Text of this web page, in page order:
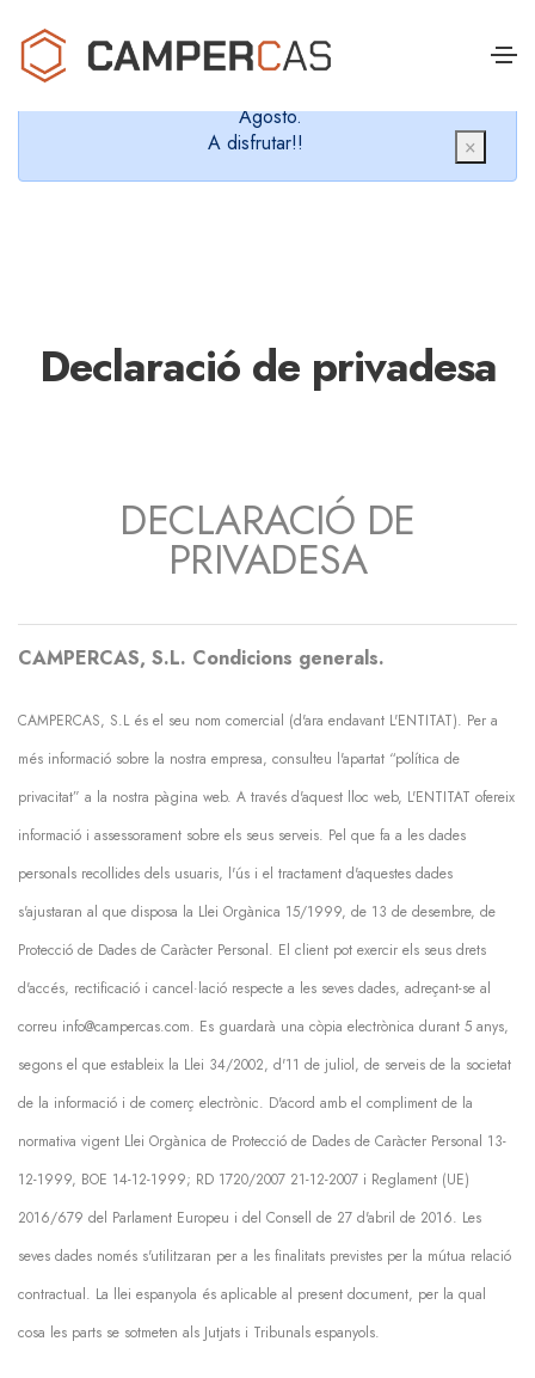
Cerramos en verano, que nos queremos dar un
chapuzón y refrescarnos.
Agosto.
A disfrutar!!
×
Declaració de privadesa
DECLARACIÓ DE
PRIVADESA
CAMPERCAS, S.L. Condicions generals.
CAMPERCAS, S.L és el seu nom comercial (d'ara endavant L'ENTITAT). Per a
més informació sobre la nostra empresa, consulteu l'apartat “política de
privacitat” a la nostra pàgina web. A través d'aquest lloc web, L'ENTITAT ofereix
informació i assessorament sobre els seus serveis. Pel que fa a les dades
personals recollides dels usuaris, l'ús i el tractament d'aquestes dades
s'ajustaran al que disposa la Llei Orgànica 15/1999, de 13 de desembre, de
Protecció de Dades de Caràcter Personal. El client pot exercir els seus drets
d'accés, rectificació i cancel·lació respecte a les seves dades, adreçant-se al
correu info@campercas.com. Es guardarà una còpia electrònica durant 5 anys,
segons el que estableix la Llei 34/2002, d'11 de juliol, de serveis de la societat
de la informació i de comerç electrònic. D'acord amb el compliment de la
normativa vigent Llei Orgànica de Protecció de Dades de Caràcter Personal 13-
12-1999, BOE 14-12-1999; RD 1720/2007 21-12-2007 i Reglament (UE)
2016/679 del Parlament Europeu i del Consell de 27 d'abril de 2016. Les
seves dades només s'utilitzaran per a les finalitats previstes per la mútua relació
contractual. La llei espanyola és aplicable al present document, per la qual
cosa les parts se sotmeten als Jutjats i Tribunals espanyols.